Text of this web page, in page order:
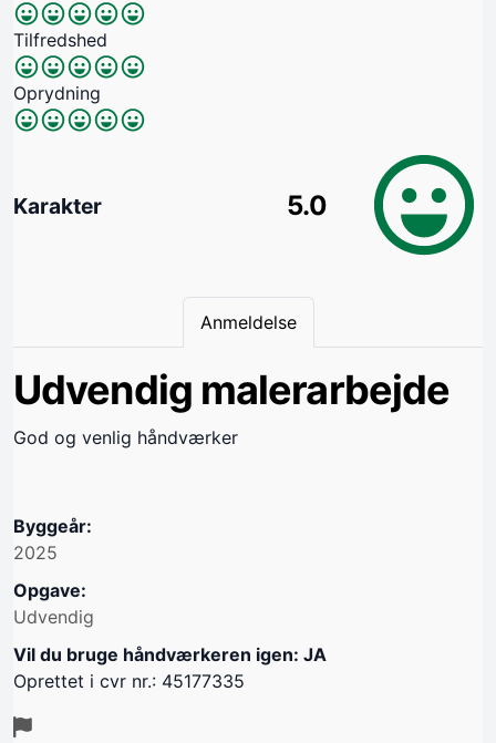
Tilfredshed
Oprydning
Karakter 5.0
Anmeldelse
Udvendig malerarbejde
God og venlig håndværker
Byggeår:
2025
Opgave:
Udvendig
Vil du bruge håndværkeren igen: JA
Oprettet i cvr nr.: 45177335